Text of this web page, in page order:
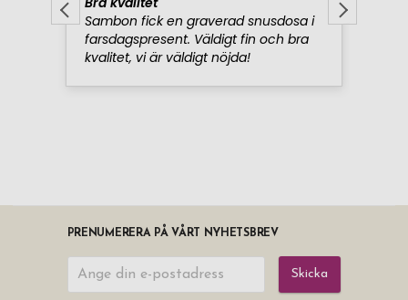
PRENUMERERA PÅ VÅRT NYHETSBREV
Skicka